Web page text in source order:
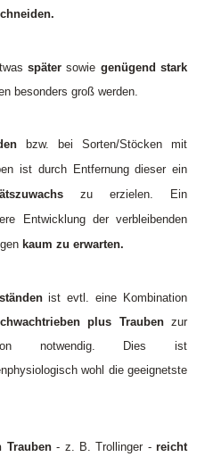
spätersowie genügend stark
besonders groß werden.
bzw. bei Sorten/Stöcken mit
ist durch Entfernung dieser ein
zu erzielen. Ein
Entwicklung der verbleibenden
kaum zu erwarten.
ist evtl. eine Kombination
plus Traubenzur
notwendig. Dies ist
wohl die geeignetste
Trauben- z. B. Trollinger -reicht